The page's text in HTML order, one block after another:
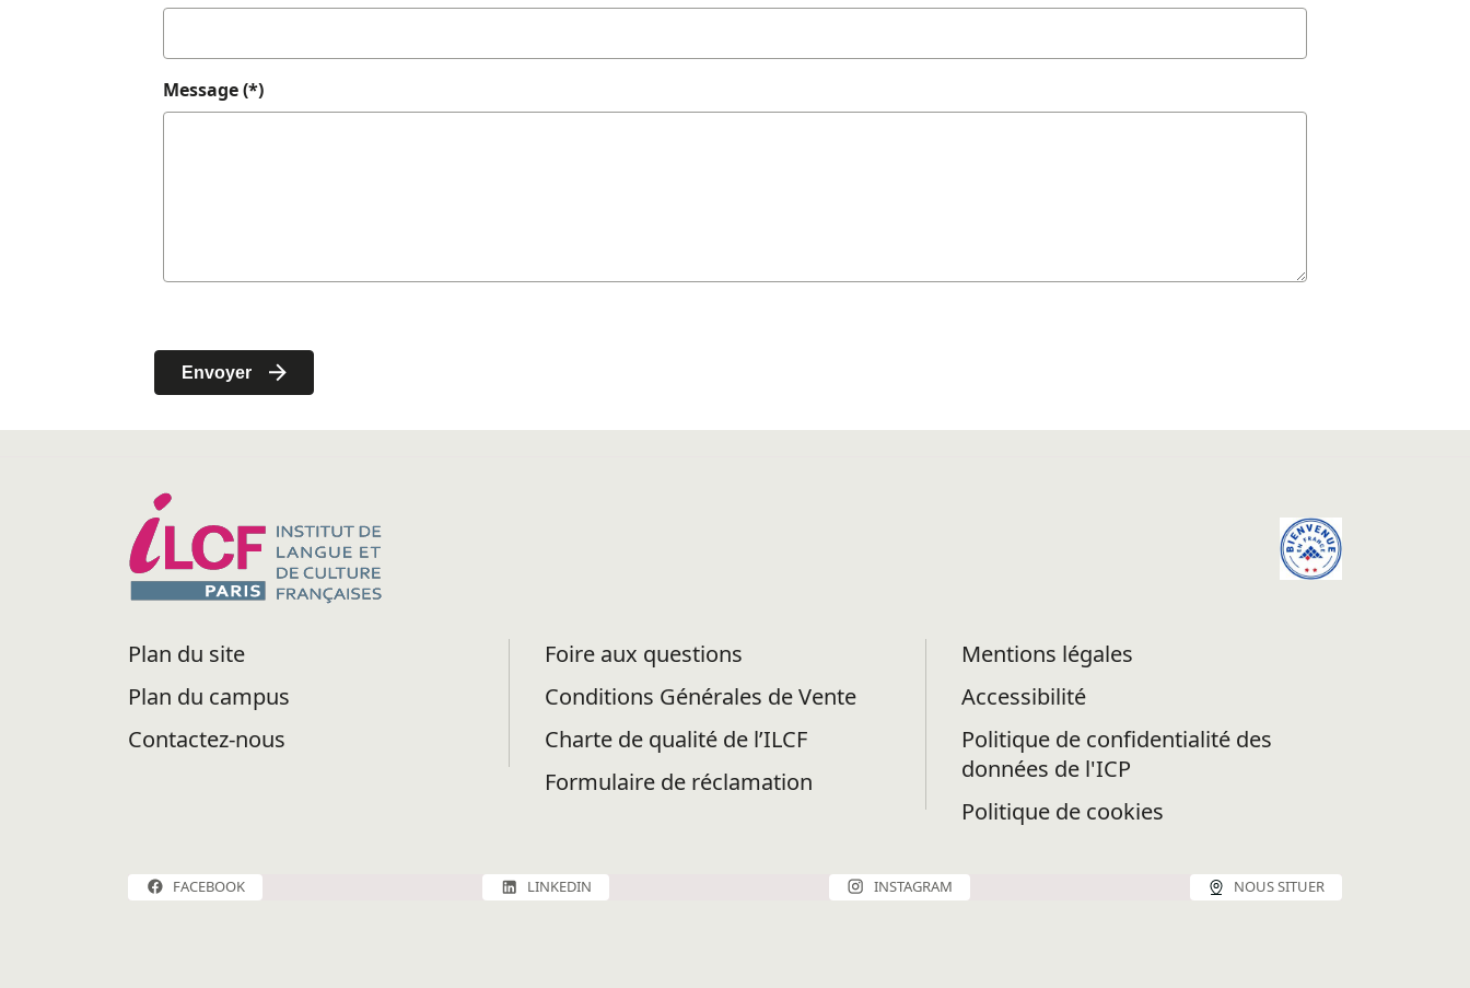
Message (*)
Plan du site
Plan du campus
Contactez-nous
Foire aux questions
Conditions Générales de Vente
Charte de qualité de l’ILCF
Formulaire de réclamation
Mentions légales
Accessibilité
Politique de confidentialité des
données de l'ICP
Politique de cookies
FACEBOOK LINKEDIN INSTAGRAM NOUS SITUER